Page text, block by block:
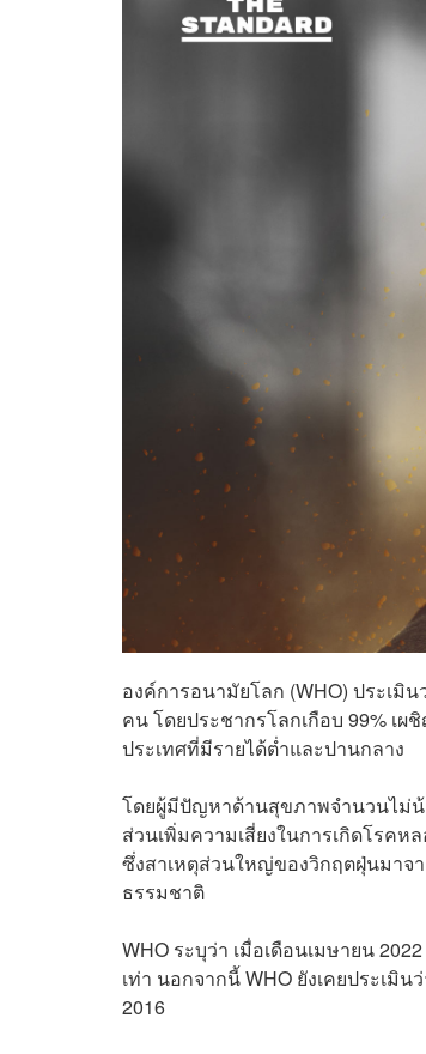
องค์การอนามัยโลก (WHO) ประเมิ
คน โดยประชากรโลกเกือบ 99%
ประเทศที่มีรายได้ต่ำและปานกลาง
โดยผู้มีปัญหาด้านสุขภาพจำนวนไม่น้อ
ส่วนเพิ่มความเสี่ยงในการเกิดโรคห
ซึ่งสาเหตุส่วนใหญ่ของวิกฤตฝุ่นมาจ
ธรรมชาติ
WHO ระบุว่า เมื่อเดือนเมษายน
เท่า นอกจากนี้ WHO ยังเคยประเมิ
2016